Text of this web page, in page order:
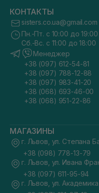
КОНТАКТЫ
sisters.co.ua@gmail.com
Пн.-Пт. с 10:00 до 19:00
Сб.-Вс. с 11:00 до 18:00
Менеджер
+38 (097) 612-54-81
+38 (097) 788-12-88
+38 (097) 983-41-20
+38 (068) 693-46-00
+38 (068) 951-22-86
МАГАЗИНЫ
г. Львов, ул. Степана
+38 (098) 778-13-79
г. Львов, ул. Ивана
+38 (097) 611-95-94
г. Львов, ул.